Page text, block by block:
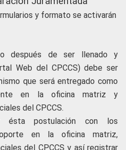
y formato se activarán
después de ser llenado y
Web del CPCCS) debe ser
que será entregado como
en la oficina matriz y
del CPCCS.
ésta postulación con los
en la oficina matriz,
del CPCCS y así registrar